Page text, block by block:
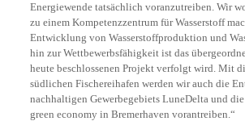
Energiewende tatsächlich voranzutreiben. Wir
zu einem Kompetenzzentrum für Wasserstoff
Entwicklung von Wasserstoffproduktion und
hin zur Wettbewerbsfähigkeit ist das
heute beschlossenen Projekt verfolgt wird. Mit
südlichen Fischereihafen werden wir auch die
nachhaltigen Gewerbegebiets LuneDelta und
green economy in Bremerhaven vorantreiben.“